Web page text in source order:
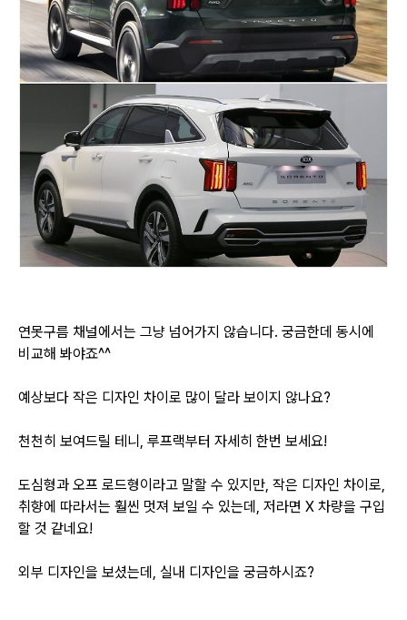
연못구름 채널에서는 그냥 넘어가지 않습니다. 궁금한데 동시에
비교해 봐야죠^^
예상보다 작은 디자인 차이로 많이 달라 보이지 않나요?
천천히 보여드릴 테니, 루프랙부터 자세히 한번 보세요!
도심형과 오프 로드형이라고 말할 수 있지만, 작은 디자인 차이로,
취향에 따라서는 훨씬 멋져 보일 수 있는데, 저라면 X 차량을 구입
할 것 같네요!
외부 디자인을 보셨는데, 실내 디자인을 궁금하시죠?